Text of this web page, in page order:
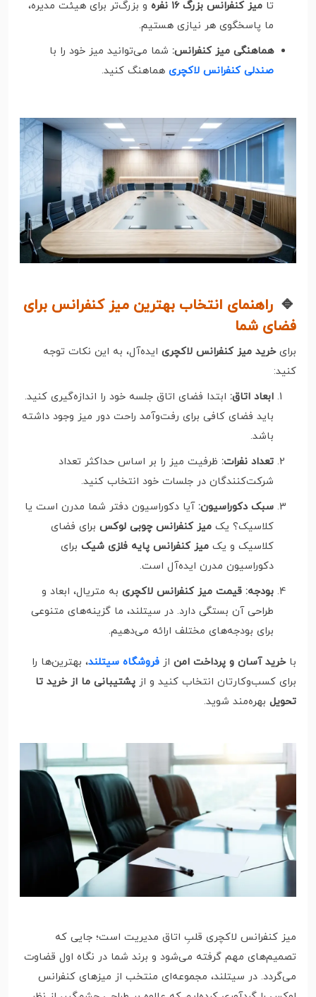
تا میز کنفرانس بزرگ ۱۶ نفره
و بزرگ‌تر برای هیئت مدیره،
ما پاسخگوی هر نیازی هستیم.
هماهنگی میز کنفرانس: شما می‌توانید میز خود را با
صندلی کنفرانس لاکچری هماهنگ کنید.
🔹 راهنمای انتخاب بهترین میز کنفرانس برای
فضای شما
برایخرید میز کنفرانس لاکچری ایده‌آل، به این نکات توجه
کنید:
ابعاد اتاق: ابتدا فضای اتاق جلسه خود را اندازه‌گیری کنید.
باید فضای کافی برای رفت‌وآمد راحت دور میز وجود داشته
باشد.
تعداد نفرات: ظرفیت میز را بر اساس حداکثر تعداد
شرکت‌کنندگان در جلسات خود انتخاب کنید.
سبک دکوراسیون: آیا دکوراسیون دفتر شما مدرن است یا
کلاسیک؟ یک میز کنفرانس چوبی لوکس برای فضای
کلاسیک و یک میز کنفرانس پایه فلزی شیک برای
دکوراسیون مدرن ایده‌آل است.
بودجه: قیمت میز کنفرانس لاکچری به متریال، ابعاد و
طراحی آن بستگی دارد. در سیتلند، ما گزینه‌های متنوعی
برای بودجه‌های مختلف ارائه می‌دهیم.
باخرید آسان و پرداخت امن از فروشگاه سیتلند، بهترین‌ها را
برای کسب‌وکارتان انتخاب کنید و از پشتیبانی ما از خرید تا
تحویل بهره‌مند شوید.
میز کنفرانس لاکچری قلبِ اتاق مدیریت است؛ جایی که
تصمیم‌های مهم گرفته می‌شود و برند شما در نگاه اول قضاوت
می‌گردد. در سیتلند، مجموعه‌ای منتخب از میزهای کنفرانس